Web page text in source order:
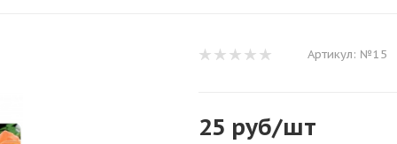
Артикул: №15
25 руб/шт